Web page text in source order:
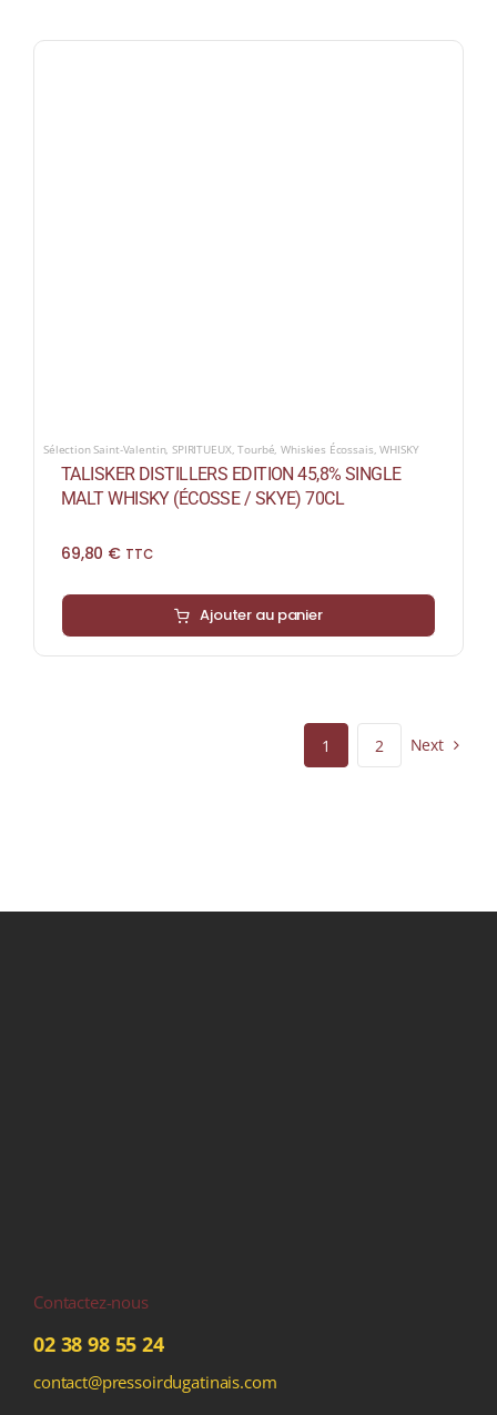
Sélection Saint-Valentin,SPIRITUEUX,Tourbé,Whiskies Écossais,WHISKY
TALISKER DISTILLERS EDITION 45,8% SINGLE
MALT WHISKY (ÉCOSSE / SKYE) 70CL
69,80 € TTC
Ajouter au panier
1 2 Next
Contactez-nous
02 38 98 55 24
contact@pressoirdugatinais.com